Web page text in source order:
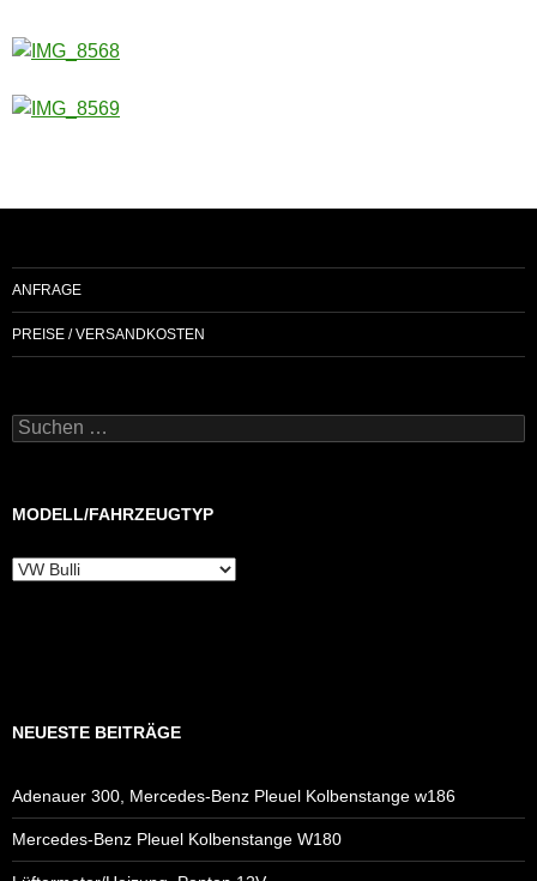
ANFRAGE
PREISE / VERSANDKOSTEN
Suchen
nach:
MODELL/FAHRZEUGTYP
Modell/Fahrzeugtyp
NEUESTE BEITRÄGE
Adenauer 300, Mercedes-Benz Pleuel Kolbenstange w186
Mercedes-Benz Pleuel Kolbenstange W180